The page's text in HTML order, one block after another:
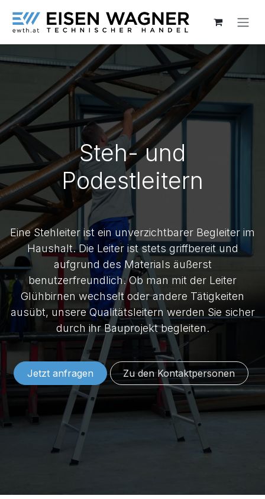
Steh- und
Podestleitern
Eine Stehleiter ist ein unverzichtbarer Begleiter im
Haushalt. Die Leiter ist stets griffbereit und
aufgrund des Materials äußerst
benutzerfreundlich. Ob man mit der Leiter
Glühbirnen wechselt oder andere Tätigkeiten
ausübt, unsere Qualitätsleitern werden Sie sicher
durch ihr Bauprojekt begleiten.
Jetzt anfragen Zu den Konta​​​​​​​​​​​​ktper​​sonen